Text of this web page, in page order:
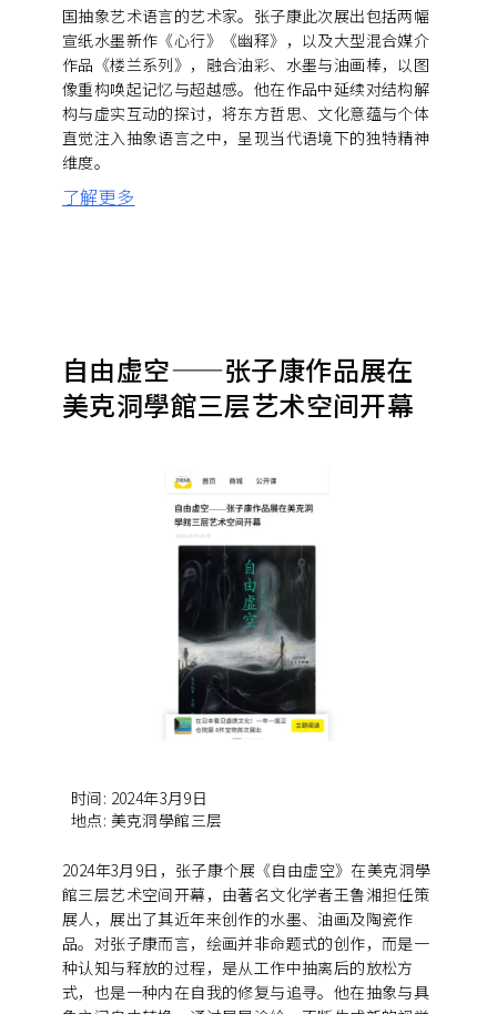
国抽象艺术语言的艺术家。张子康此次展出包括两幅
宣纸水墨新作《心行》《幽释》，以及大型混合媒介
作品《楼兰系列》，融合油彩、水墨与油画棒，以图
像重构唤起记忆与超越感。他在作品中延续对结构解
构与虚实互动的探讨，将东方哲思、文化意蕴与个体
直觉注入抽象语言之中，呈现当代语境下的独特精神
维度。
了解更多
自由虚空——张子康作品展在
美克洞學館三层艺术空间开幕
时间: 2024年3月9日
地点: 美克洞學館三层
2024年3月9日，张子康个展《自由虚空》在美克洞學
館三层艺术空间开幕，由著名文化学者王鲁湘担任策
展人，展出了其近年来创作的水墨、油画及陶瓷作
品。对张子康而言，绘画并非命题式的创作，而是一
种认知与释放的过程，是从工作中抽离后的放松方
式，也是一种内在自我的修复与追寻。他在抽象与具